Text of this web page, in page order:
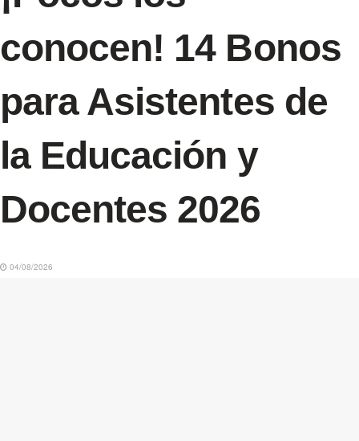
conocen! 14 Bonos
para Asistentes de
la Educación y
Docentes 2026
04/08/2026